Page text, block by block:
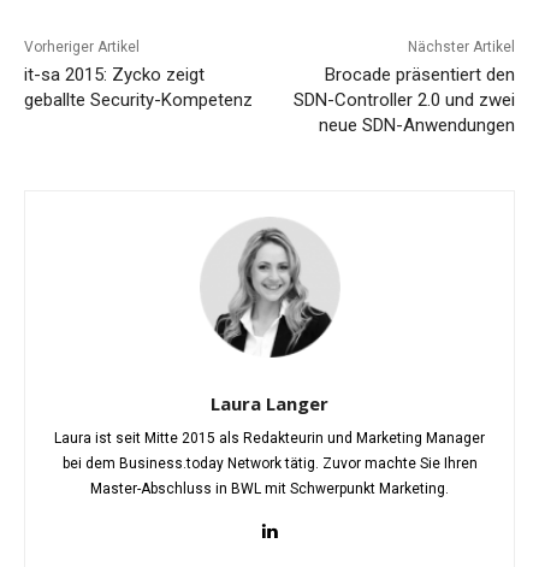
Vorheriger Artikel
it-sa 2015: Zycko zeigt
geballte Security-Kompetenz
Nächster Artikel
Brocade präsentiert den
SDN-Controller 2.0 und zwei
neue SDN-Anwendungen
Laura Langer
Laura ist seit Mitte 2015 als Redakteurin und Marketing Manager
bei dem Business.today Network tätig. Zuvor machte Sie Ihren
Master-Abschluss in BWL mit Schwerpunkt Marketing.